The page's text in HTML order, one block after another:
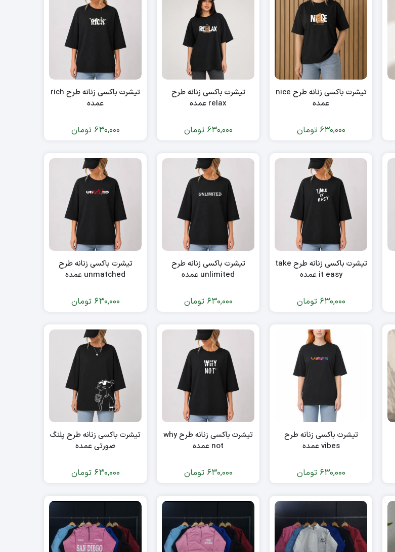
تیشرت باکسی زنانه طرح nice
عمده
630,000 تومان
تیشرت باکسی زنانه طرح
relax عمده
630,000 تومان
تیشرت باکسی زنانه طرح rich
عمده
630,000 تومان
تیشرت باکسی زنانه طرح take
it easy عمده
630,000 تومان
تیشرت باکسی زنانه طرح
unlimited عمده
630,000 تومان
تیشرت باکسی زنانه طرح
unmatched عمده
630,000 تومان
تیشرت باکسی زنانه طرح
vibes عمده
630,000 تومان
تیشرت باکسی زنانه طرح why
not عمده
630,000 تومان
تیشرت باکسی زنانه طرح پلنگ
صورتی عمده
630,000 تومان